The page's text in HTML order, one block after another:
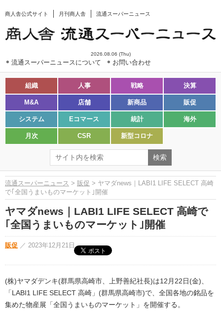
商人舎公式サイト 月刊商人舎 流通スーパーニュース
2026.08.06 (Thu)
流通スーパーニュースについて お問い合わせ
組織 人事 戦略 決算
M&A 店舗 新商品 販促
システム Eコマース 統計 海外
月次 CSR 新型コロナ
流通スーパーニュース > 販促 > ヤマダnews｜LABI1 LIFE SELECT 高崎
で｢全国うまいものマーケット｣開催
ヤマダnews｜LABI1 LIFE SELECT 高崎で
｢全国うまいものマーケット｣開催
販促 ／ 2023年12月21日
(株)ヤマダデンキ(群馬県高崎市、上野善紀社長)は12月22日(金)、
「LABI1 LIFE SELECT 高崎」(群馬県高崎市)で、全国各地の銘品を
集めた物産展「全国うまいものマーケット」を開催する。